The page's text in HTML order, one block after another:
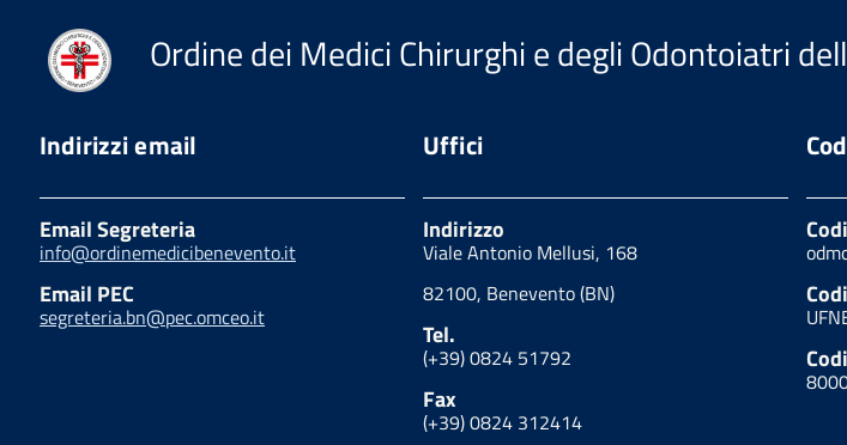
Ordine dei Medici Chirurghi e degli Odontoiatri
Indirizzi email
Email Segreteria
info@ordinemedicibenevento.it
Email PEC
segreteria.bn@pec.omceo.it
Uffici
Indirizzo
Viale Antonio Mellusi, 168
82100, Benevento (BN)
Tel.
(+39) 0824 51792
Fax
(+39) 0824 312414